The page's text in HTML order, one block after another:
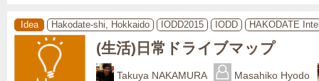
Idea Hakodate-shi, Hokkaido IODD2015 IODD HAKODATE
(生活)日常ドライブマップ
Takuya NAKAMURA
Masahiko Hyodo